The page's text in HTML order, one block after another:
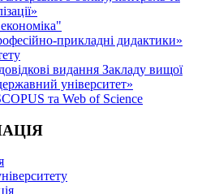
прикладні дидактики»
видання Закладу вищої
університет»
та Web of Science